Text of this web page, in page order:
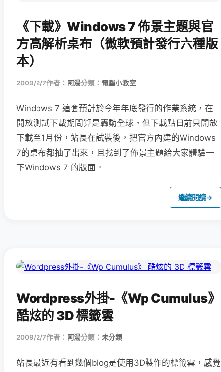
《下載》Windows 7 佈景主題與官
方高解析桌布（微軟預計發行六種版
本）
2009/2/7作者： 阿湯分類： 電腦小教室
Windows 7 這套預計於今年年底發行的作業系統，在
開放測試下載期間算是轟動全球，但下載點日前只開放
下載至1月份，站長在試裝後，把官方內建的Windows
7的桌布都抽了出來，且找到了佈景主題給大家體驗一
下Windows 7 的版面。
繼續閱讀→
Wordpress外掛-《Wp Cumulus》
酷炫的 3D 標籤雲
2009/2/7作者： 阿湯分類： 未分類
站長最近有看到幾個blog是使用3D製作的標籤雲，感覺